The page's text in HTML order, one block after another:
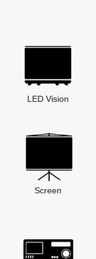
LED Vision
Screen